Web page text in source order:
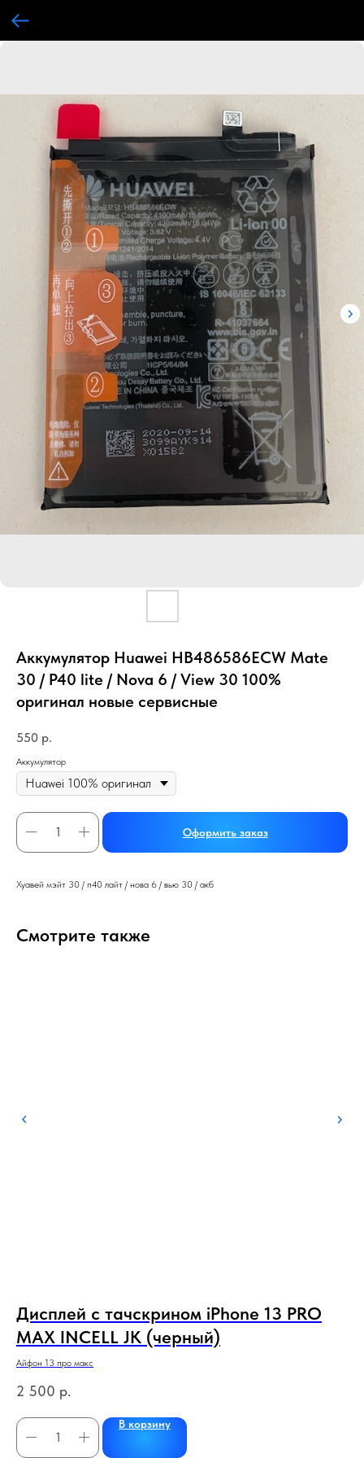
Аккумулятор Huawei HB486586ECW Mate
30 / P40 lite / Nova 6 / View 30 100%
оригинал новые сервисные
550 р.
Аккумулятор
Оформить заказ
Хуавей мэйт 30 / п40 лайт / нова 6 / вью 30 / акб
Смотрите также
Дисплей с тачскрином iPhone 13 PRO
MAX INCELL JK (черный)
Айфон 13 про макс
2 500 р.
В корзину